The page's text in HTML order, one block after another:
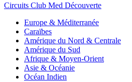
Circuits Club Med Découverte
Europe & Méditerranée
Caraïbes
Amérique du Nord & Centrale
Amérique du Sud
Afrique & Moyen-Orient
Asie & Océanie
Océan Indien